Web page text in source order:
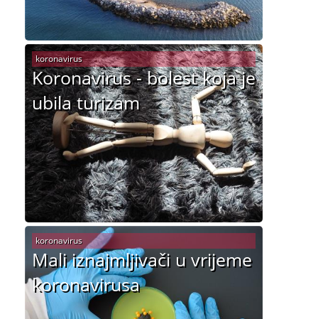
Koronavirus - bolest koja je
ubila turizam
koronavirus
Mali iznajmljivači u vrijeme
koronavirusa
koronavirus